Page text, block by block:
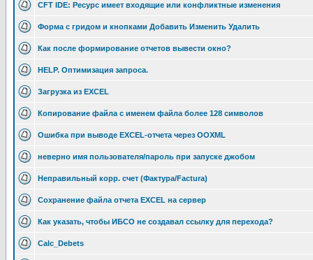
CFT IDE: Ресурс имеет входящие или конфликтные изменения
Форма с гридом и кнопками Добавить Изменить Удалить
Как после формирование отчетов вывести окно?
HELP. Оптимизация запроса.
Загрузка из EXCEL
Копирование файла с именем файла более 128 символов
Ошибка при выводе EXCEL-отчета через OOXML
неверно имя пользователя/пароль при запуске джобом
Неправильный корр. счет (Фактура/Factura)
Сохранение файла отчета EXCEL на сервер
Как указать, чтобы ИБСО не создавал ссылку для перехода?
Calc_Debets